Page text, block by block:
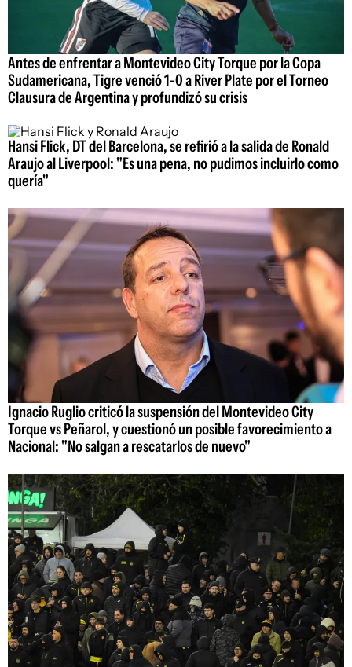
Antes de enfrentar a Montevideo City Torque por la Copa
Sudamericana, Tigre venció 1-0 a River Plate por el Torneo
Clausura de Argentina y profundizó su crisis
Hansi Flick, DT del Barcelona, se refirió a la salida de Ronald
Araujo al Liverpool: "Es una pena, no pudimos incluirlo como
quería"
Ignacio Ruglio criticó la suspensión del Montevideo City
Torque vs Peñarol, y cuestionó un posible favorecimiento a
Nacional: "No salgan a rescatarlos de nuevo"